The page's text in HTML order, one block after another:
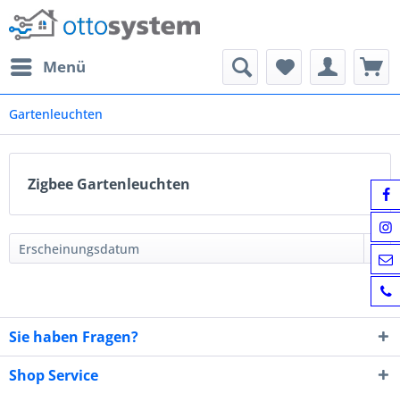
Menü
Gartenleuchten
Zigbee Gartenleuchten
Sie haben Fragen?
Shop Service